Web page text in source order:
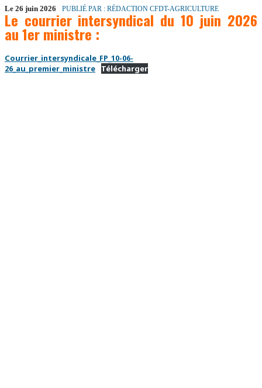
Le 26 juin 2026 PUBLIÉ PAR : RÉDACTION CFDT-AGRICULTURE
Le courrier intersyndical du 10 juin 2026
au 1er ministre :
Courrier_intersyndicale_FP_10-06-
26_au_premier_ministre
Télécharger